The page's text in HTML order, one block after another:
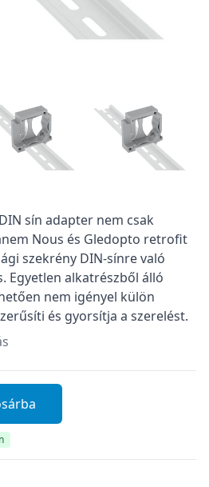
sín adapter nem csak
Nous és Gledopto retrofit
szekrény DIN-sínre való
Egyetlen alkatrészből álló
nem igényel külön
és gyorsítja a szerelést.